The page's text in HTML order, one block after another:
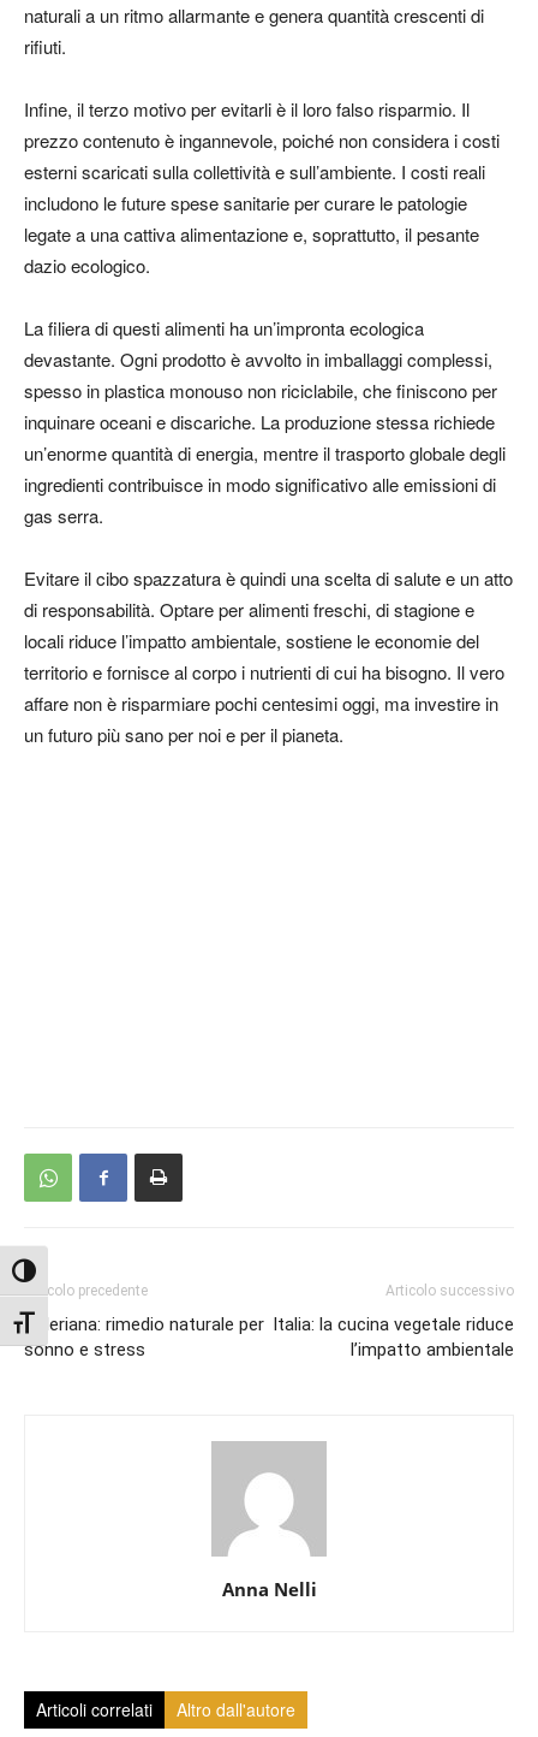
Attiva/disattiva alto contrasto
Attiva/disattiva dimensione testo
naturali a un ritmo allarmante e genera quantità crescenti di
rifiuti.
Infine, il terzo motivo per evitarli è il loro falso risparmio. Il
prezzo contenuto è ingannevole, poiché non considera i costi
esterni scaricati sulla collettività e sull’ambiente. I costi reali
includono le future spese sanitarie per curare le patologie
legate a una cattiva alimentazione e, soprattutto, il pesante
dazio ecologico.
La filiera di questi alimenti ha un’impronta ecologica
devastante. Ogni prodotto è avvolto in imballaggi complessi,
spesso in plastica monouso non riciclabile, che finiscono per
inquinare oceani e discariche. La produzione stessa richiede
un’enorme quantità di energia, mentre il trasporto globale degli
ingredienti contribuisce in modo significativo alle emissioni di
gas serra.
Evitare il cibo spazzatura è quindi una scelta di salute e un atto
di responsabilità. Optare per alimenti freschi, di stagione e
locali riduce l’impatto ambientale, sostiene le economie del
territorio e fornisce al corpo i nutrienti di cui ha bisogno. Il vero
affare non è risparmiare pochi centesimi oggi, ma investire in
un futuro più sano per noi e per il pianeta.
Articolo precedente
Valeriana: rimedio naturale per
sonno e stress
Articolo successivo
Italia: la cucina vegetale riduce
l’impatto ambientale
Anna Nelli
Articoli correlati Altro dall'autore